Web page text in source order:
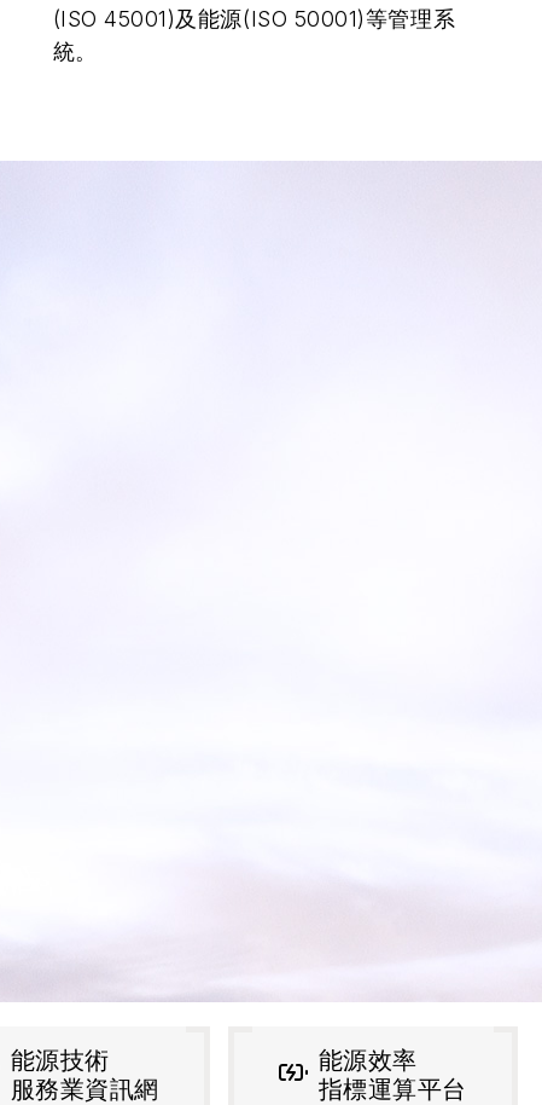
(ISO 45001)及能源(ISO 50001)等管理系
統。
服務業資訊網
指標運